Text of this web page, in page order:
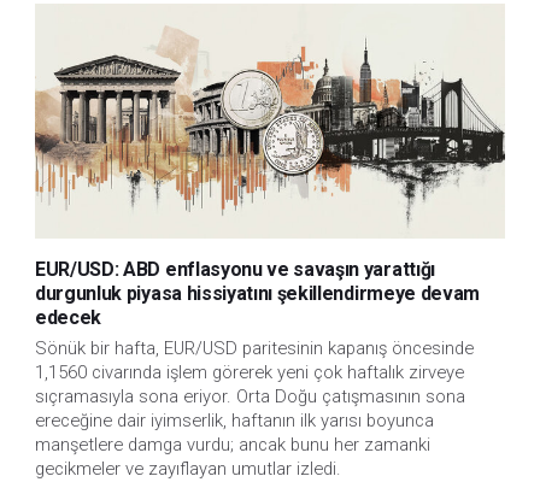
EUR/USD: ABD enflasyonu ve savaşın yarattığı
durgunluk piyasa hissiyatını şekillendirmeye devam
edecek
Sönük bir hafta, EUR/USD paritesinin kapanış öncesinde
1,1560 civarında işlem görerek yeni çok haftalık zirveye
sıçramasıyla sona eriyor. Orta Doğu çatışmasının sona
ereceğine dair iyimserlik, haftanın ilk yarısı boyunca
manşetlere damga vurdu; ancak bunu her zamanki
gecikmeler ve zayıflayan umutlar izledi.